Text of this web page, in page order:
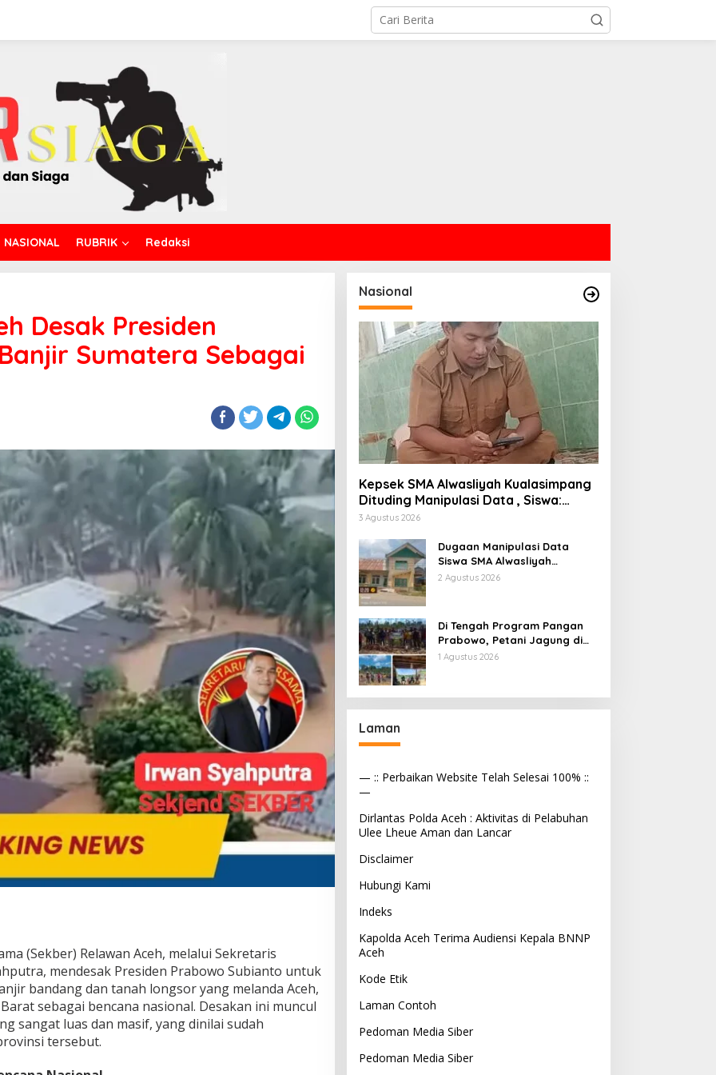
NASIONAL RUBRIK Redaksi
Desak Presiden
Sumatera Sebagai
(Sekber) Relawan Aceh, melalui Sekretaris
mendesak Presiden Prabowo Subianto untuk
bandang dan tanah longsor yang melanda Aceh,
sebagai bencana nasional. Desakan ini muncul
sangat luas dan masif, yang dinilai sudah
tersebut.
Nasional
Kepsek SMA Alwasliyah Kualasimpang
Dituding Manipulasi Data , Siswa:
Datang Sesuka Hati, Dana MBG
3 Agustus 2026
Dugaan Manipulasi Data
Siswa SMA Alwasliyah
Kualasimpang: Sekolah Nihil
2 Agustus 2026
Di Tengah Program Pangan
Prabowo, Petani Jagung di
Berau Mengaku Diterpa
1 Agustus 2026
Laman
— :: Perbaikan Website Telah Selesai 100% ::
—
Dirlantas Polda Aceh : Aktivitas di Pelabuhan
Ulee Lheue Aman dan Lancar
Disclaimer
Hubungi Kami
Indeks
Kapolda Aceh Terima Audiensi Kepala BNNP
Aceh
Kode Etik
Laman Contoh
Pedoman Media Siber
Pedoman Media Siber